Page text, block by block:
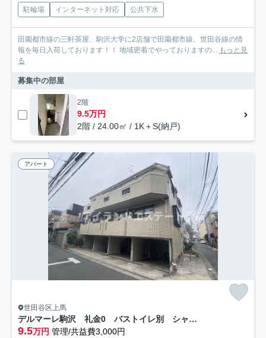
駐輪場 インターネット対応 公共下水
田園都市線の三軒茶屋、駒沢大学に2店舗で田園都市線、世田谷線の情
報を毎日入荷しております！！ 地域密着でやっておりますの... もっと見
る
募集中の部屋
2階
9.5万円
2階 / 24.00㎡ / 1K＋S(納戸)
アパート
世田谷区上馬
デルマーレ駒沢 礼金0 バストイレ別 シャワー付洗面台
9.5万円 管理/共益費3,000円